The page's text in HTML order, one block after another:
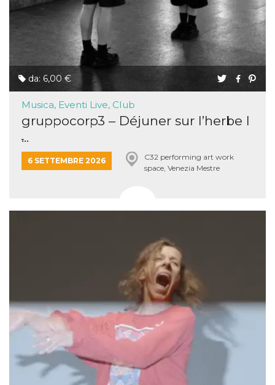
da: 6,00 €
Musica, Eventi Live, Club
gruppocorp3 – Déjuner sur l’herbe I
̵...
6 SETTEMBRE 2026
C32 performing art work
space, Venezia Mestre